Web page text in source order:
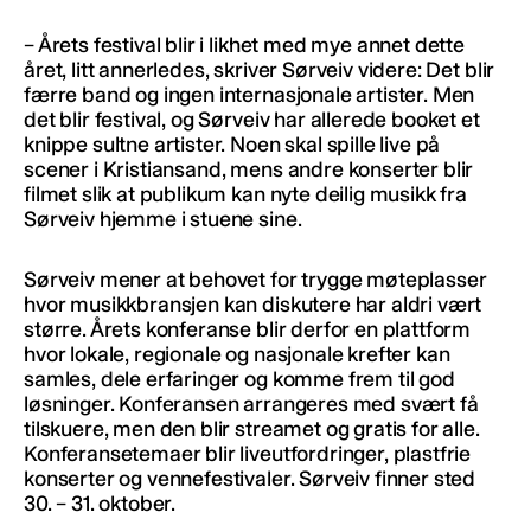
– Årets festival blir i likhet med mye annet dette
året, litt annerledes, skriver Sørveiv videre: Det blir
færre band og ingen internasjonale artister. Men
det blir festival, og Sørveiv har allerede booket et
knippe sultne artister. Noen skal spille live på
scener i Kristiansand, mens andre konserter blir
filmet slik at publikum kan nyte deilig musikk fra
Sørveiv hjemme i stuene sine.
Sørveiv mener at behovet for trygge møteplasser
hvor musikkbransjen kan diskutere har aldri vært
større. Årets konferanse blir derfor en plattform
hvor lokale, regionale og nasjonale krefter kan
samles, dele erfaringer og komme frem til god
løsninger. Konferansen arrangeres med svært få
tilskuere, men den blir streamet og gratis for alle.
Konferansetemaer blir liveutfordringer, plastfrie
konserter og vennefestivaler. Sørveiv finner sted
30. – 31. oktober.